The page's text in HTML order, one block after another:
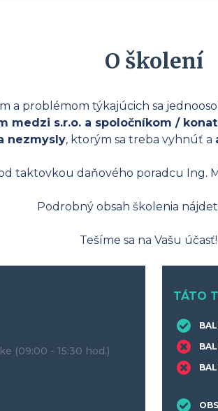
O školení
a problémom týkajúcich sa
medzi s.r.o. a spoločníkom /
nezmysly, ktorým sa treba vyhnúť a
taktovkou daňového poradcu Ing.
Podrobný obsah školenia
Tešíme sa na Vašu účasť!
(09:00 - 15:30 hod.)
TÁTO